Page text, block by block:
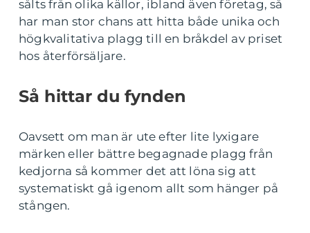
sålts från olika källor, ibland även företag, så
har man stor chans att hitta både unika och
högkvalitativa plagg till en bråkdel av priset
hos återförsäljare.
Så hittar du fynden
Oavsett om man är ute efter lite lyxigare
märken eller bättre begagnade plagg från
kedjorna så kommer det att löna sig att
systematiskt gå igenom allt som hänger på
stången.